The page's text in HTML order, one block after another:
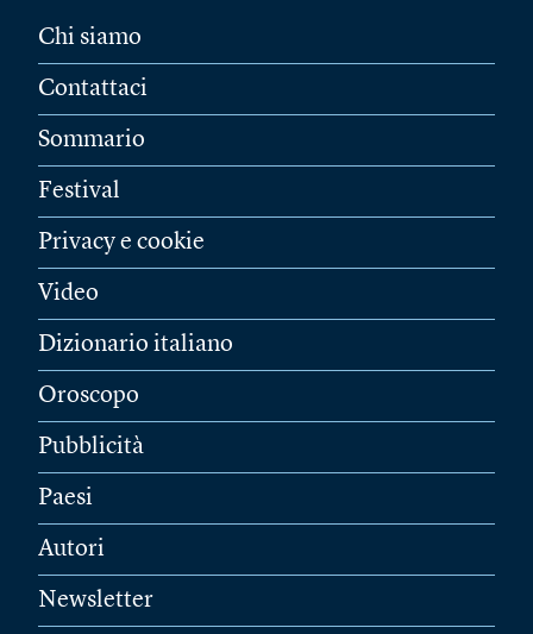
Chi siamo
Contattaci
Sommario
Festival
Privacy e cookie
Video
Dizionario italiano
Oroscopo
Pubblicità
Paesi
Autori
Newsletter